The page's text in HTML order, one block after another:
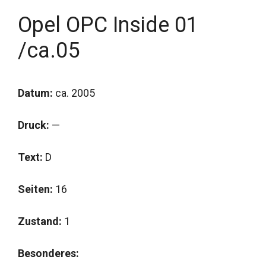
Opel OPC Inside 01
/ca.05
Datum: ca. 2005
Druck: —
Text: D
Seiten: 16
Zustand: 1
Besonderes: